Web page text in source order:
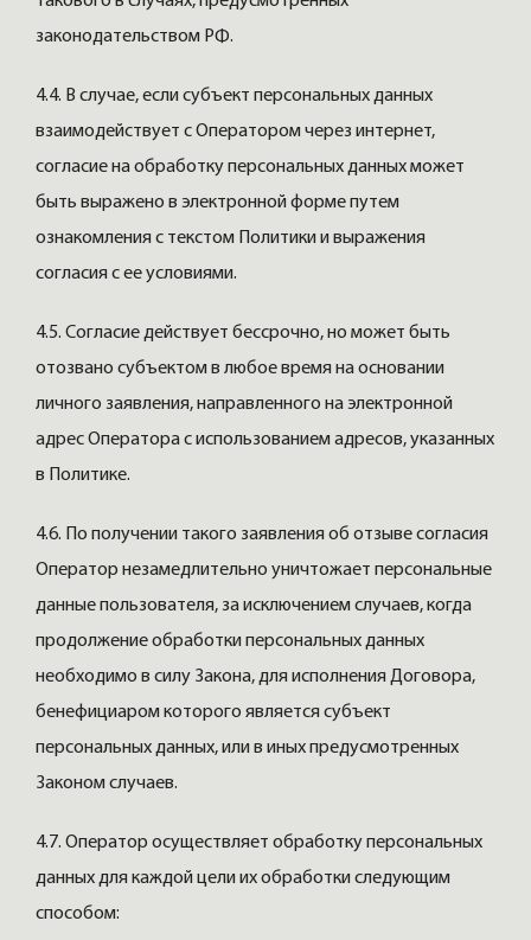
законодательством РФ.
4.4. В случае, если субъект персональных данных
взаимодействует с Оператором через интернет,
согласие на обработку персональных данных может
быть выражено в электронной форме путем
ознакомления с текстом Политики и выражения
согласия с ее условиями.
4.5. Согласие действует бессрочно, но может быть
отозвано субъектом в любое время на основании
личного заявления, направленного на электронной
адрес Оператора с использованием адресов, указанных
в Политике.
4.6. По получении такого заявления об отзыве согласия
Оператор незамедлительно уничтожает персональные
данные пользователя, за исключением случаев, когда
продолжение обработки персональных данных
необходимо в силу Закона, для исполнения Договора,
бенефициаром которого является субъект
персональных данных, или в иных предусмотренных
Законом случаев.
4.7. Оператор осуществляет обработку персональных
данных для каждой цели их обработки следующим
способом: